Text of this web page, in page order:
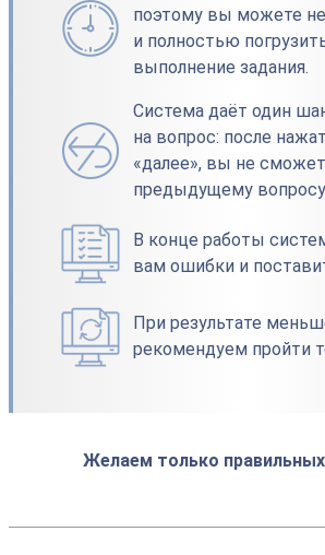
поэтому вы можете
и полностью
выполнение задания.
Система даёт один
на вопрос: после
«далее», вы не
предыдущему
В конце работы
вам ошибки и
При результате
рекомендуем пройти
Желаем только